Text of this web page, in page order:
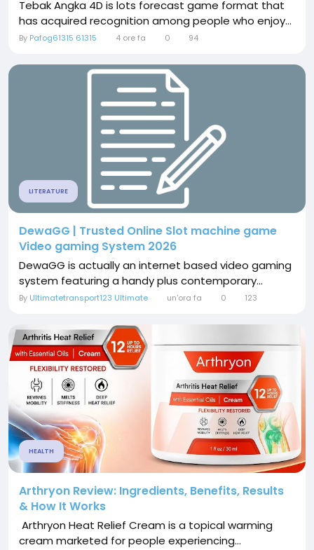
Tebak Angka 4D is lots forecast game format that
has acquired recognition among people who enjoy...
By Pafog61315 61315 4 ore fa 0 94
LITERATURE
DewaGG | Trusted Online Slot machine game
Video gaming System 2026
DewaGG is actually an internet based video gaming
system featuring a handy plus contemporary...
By Ultimatetransport123 Ultimate un'ora fa 0 123
HEALTH
Arthryon Review: Ingredients, Benefits, Results
& How It Works
Arthryon Heat Relief Cream is a topical warming
cream marketed for people experiencing...